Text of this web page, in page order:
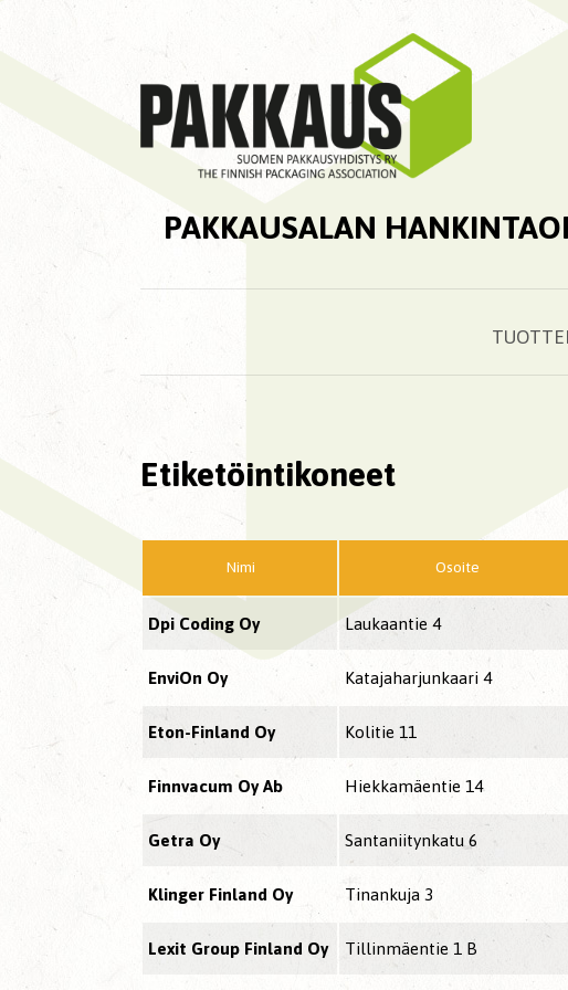
PAKKAUSALAN
Etiketöintikoneet
Nimi Osoite
Dpi Coding Oy Laukaantie 4
EnviOn Oy Katajaharjunkaari 4
Eton-Finland Oy Kolitie 11
Finnvacum Oy Ab Hiekkamäentie 14
Getra Oy Santaniitynkatu 6
Klinger Finland Oy Tinankuja 3
Lexit Group Finland Oy Tillinmäentie 1 B